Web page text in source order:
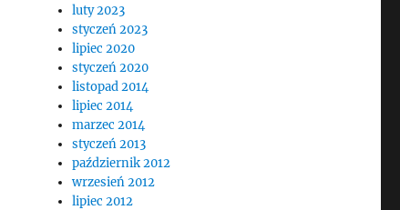
luty 2023
styczeń 2023
lipiec 2020
styczeń 2020
listopad 2014
lipiec 2014
marzec 2014
styczeń 2013
październik 2012
wrzesień 2012
lipiec 2012